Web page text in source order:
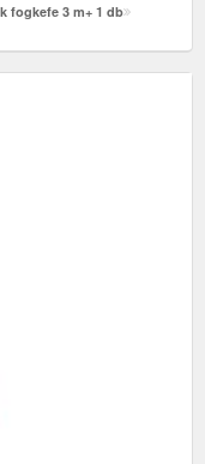
fogkefe 3 m+ 1 db